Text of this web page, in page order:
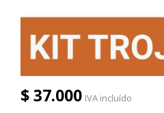
$ 37.000 IVA incluído